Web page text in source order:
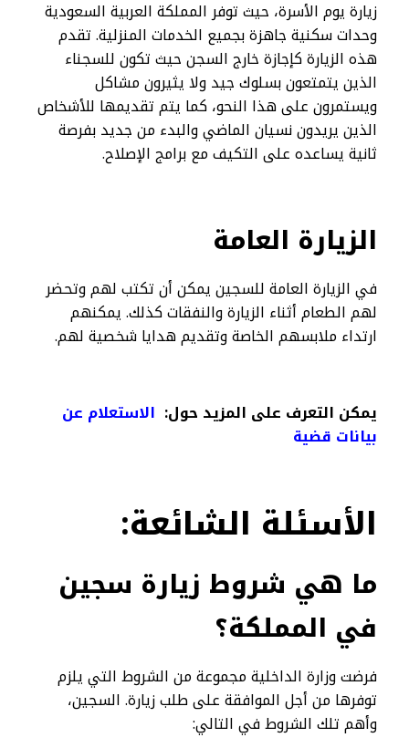
زيارة يوم الأسرة، حيث توفر المملكة العربية السعودية
وحدات سكنية جاهزة بجميع الخدمات المنزلية. تقدم
هذه الزيارة كإجازة خارج السجن حيث تكون للسجناء
الذين يتمتعون بسلوك جيد ولا يثيرون مشاكل
ويستمرون على هذا النحو، كما يتم تقديمها للأشخاص
الذين يريدون نسيان الماضي والبدء من جديد بفرصة
ثانية يساعده على التكيف مع برامج الإصلاح.
الزيارة العامة
في الزيارة العامة للسجين يمكن أن تكتب لهم وتحضر
لهم الطعام أثناء الزيارة والنفقات كذلك. يمكنهم
ارتداء ملابسهم الخاصة وتقديم هدايا شخصية لهم.
يمكن التعرف على المزيد حول: الاستعلام عن
بيانات قضية​
الأسئلة الشائعة:
ما هي شروط زيارة سجين
في المملكة؟
فرضت وزارة الداخلية مجموعة من الشروط التي يلزم
توفرها من أجل الموافقة على طلب زيارة. السجين،
وأهم تلك الشروط في التالي: